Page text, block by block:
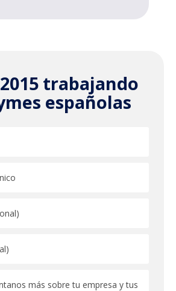
trabajando
españolas